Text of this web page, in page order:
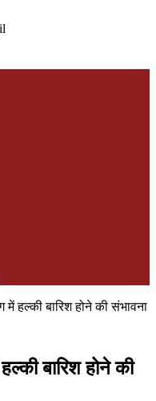
हल्की बारिश होने की संभावना
बारिश होने की